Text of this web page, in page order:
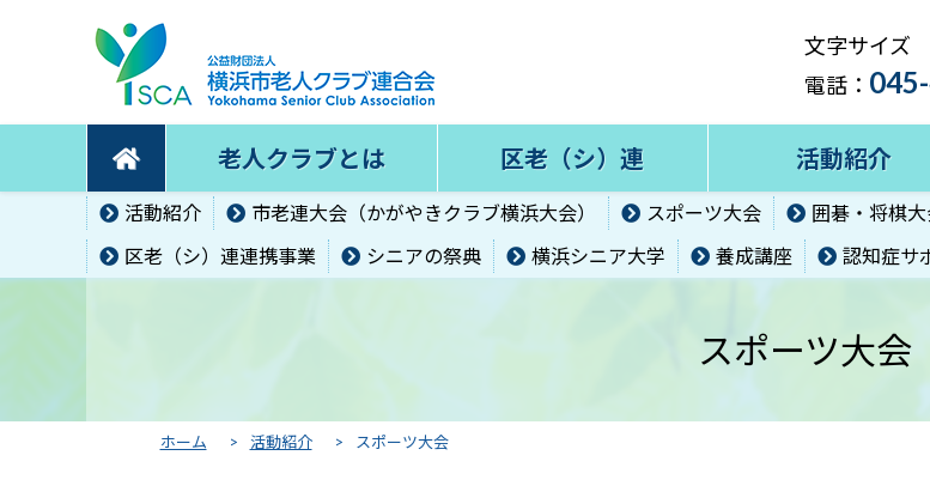
文字サイズ
電話：
老人クラブとは 区老（シ）連 活動紹介
活動紹介 市老連大会（かがやきクラブ横浜大会） スポーツ大会 囲碁・将棋
区老（シ）連連携事業
シニアの祭典 横浜シニア大学 養成講座 認知症サ
スポーツ大会
ホーム > 活動紹介 > スポーツ大会